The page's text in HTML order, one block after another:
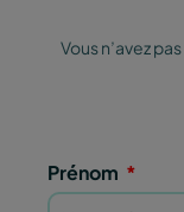
Vous n’avez
Prénom